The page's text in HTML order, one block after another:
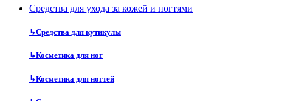
Средства для ухода за кожей и ногтями
↳Средства для кутикулы
↳Косметика для ног
↳Косметика для ногтей